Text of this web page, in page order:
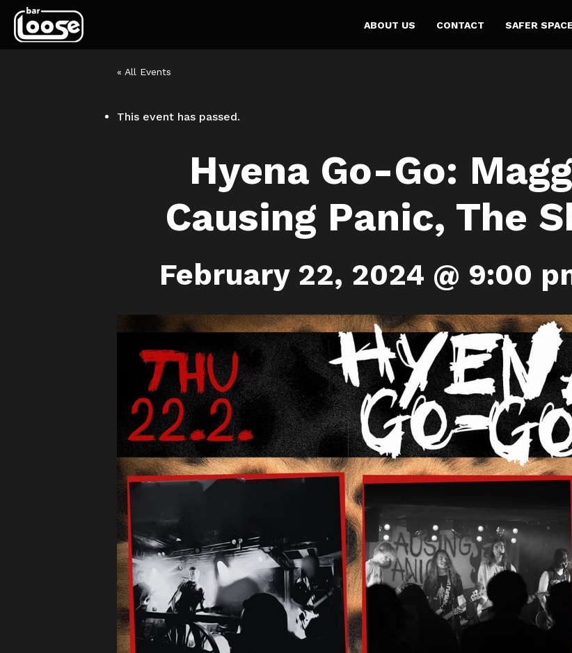
ABOUT US CONTACT SAFER SPACE
« All Events
This event has passed.
Hyena Go-Go:
Causing Panic, The
February 22, 2024 @ 9:00